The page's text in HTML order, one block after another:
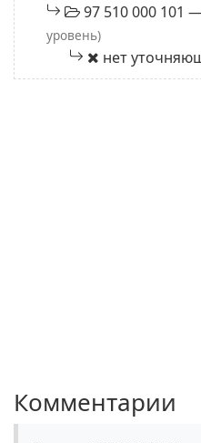
97 510 000 101
уровень)
нет
Комментарии